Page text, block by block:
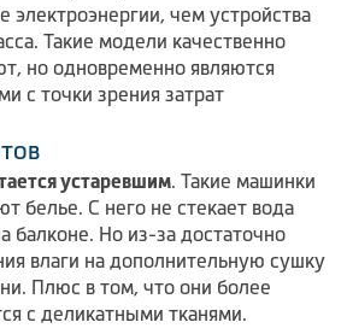
электроэнергии, чем устройства
Такие модели качественно
но одновременно являются
с точки зрения затрат
устаревшим . Такие машинки
белье. С него не стекает вода
балконе. Но из-за достаточно
влаги на дополнительную сушку
Плюс в том, что они более
с деликатными тканями.